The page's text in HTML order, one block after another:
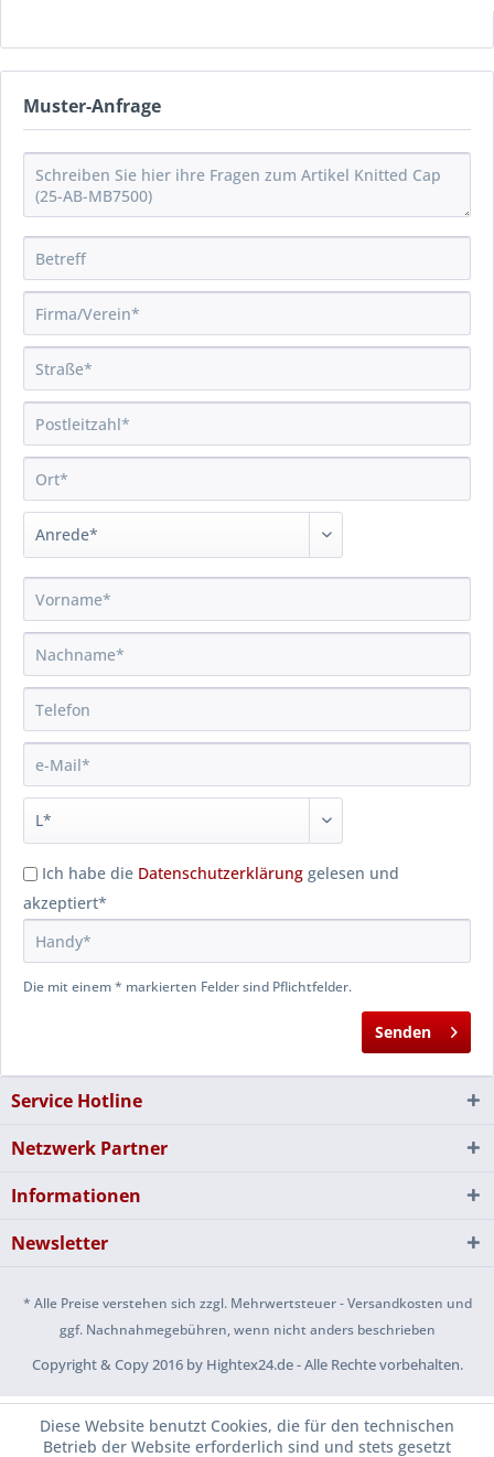
Muster-Anfrage
Ich habe die Datenschutzerklärung gelesen und
akzeptiert*
Die mit einem * markierten Felder sind Pflichtfelder.
Senden
Service Hotline
Netzwerk Partner
Informationen
Newsletter
* Alle Preise verstehen sich zzgl. Mehrwertsteuer - Versandkosten und
ggf. Nachnahmegebühren, wenn nicht anders beschrieben
Copyright & Copy 2016 by Hightex24.de - Alle Rechte vorbehalten.
Diese Website benutzt Cookies, die für den technischen
Betrieb der Website erforderlich sind und stets gesetzt